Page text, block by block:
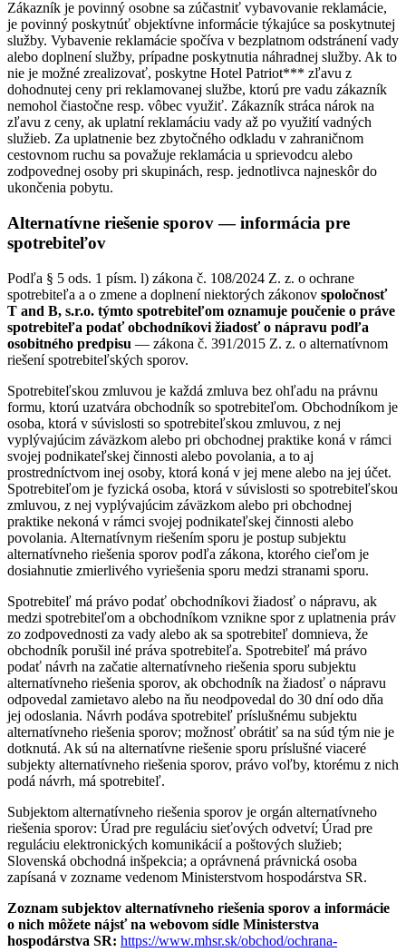
Zákazník je povinný osobne sa zúčastniť vybavovanie reklamácie,
je povinný poskytnúť objektívne informácie týkajúce sa poskytnutej
služby. Vybavenie reklamácie spočíva v bezplatnom odstránení vady
alebo doplnení služby, prípadne poskytnutia náhradnej služby. Ak to
nie je možné zrealizovať, poskytne Hotel Patriot*** zľavu z
dohodnutej ceny pri reklamovanej službe, ktorú pre vadu zákazník
nemohol čiastočne resp. vôbec využiť. Zákazník stráca nárok na
zľavu z ceny, ak uplatní reklamáciu vady až po využití vadných
služieb. Za uplatnenie bez zbytočného odkladu v zahraničnom
cestovnom ruchu sa považuje reklamácia u sprievodcu alebo
zodpovednej osoby pri skupinách, resp. jednotlivca najneskôr do
ukončenia pobytu.
Alternatívne riešenie sporov — informácia pre
spotrebiteľov
Podľa § 5 ods. 1 písm. l) zákona č. 108/2024 Z. z. o ochrane
spotrebiteľa a o zmene a doplnení niektorých zákonov spoločnosť
T and B, s.r.o. týmto spotrebiteľom oznamuje poučenie o práve
spotrebiteľa podať obchodníkovi žiadosť o nápravu podľa
osobitného predpisu — zákona č. 391/2015 Z. z. o alternatívnom
riešení spotrebiteľských sporov.
Spotrebiteľskou zmluvou je každá zmluva bez ohľadu na právnu
formu, ktorú uzatvára obchodník so spotrebiteľom. Obchodníkom je
osoba, ktorá v súvislosti so spotrebiteľskou zmluvou, z nej
vyplývajúcim záväzkom alebo pri obchodnej praktike koná v rámci
svojej podnikateľskej činnosti alebo povolania, a to aj
prostredníctvom inej osoby, ktorá koná v jej mene alebo na jej účet.
Spotrebiteľom je fyzická osoba, ktorá v súvislosti so spotrebiteľskou
zmluvou, z nej vyplývajúcim záväzkom alebo pri obchodnej
praktike nekoná v rámci svojej podnikateľskej činnosti alebo
povolania. Alternatívnym riešením sporu je postup subjektu
alternatívneho riešenia sporov podľa zákona, ktorého cieľom je
dosiahnutie zmierlivého vyriešenia sporu medzi stranami sporu.
Spotrebiteľ má právo podať obchodníkovi žiadosť o nápravu, ak
medzi spotrebiteľom a obchodníkom vznikne spor z uplatnenia práv
zo zodpovednosti za vady alebo ak sa spotrebiteľ domnieva, že
obchodník porušil iné práva spotrebiteľa. Spotrebiteľ má právo
podať návrh na začatie alternatívneho riešenia sporu subjektu
alternatívneho riešenia sporov, ak obchodník na žiadosť o nápravu
odpovedal zamietavo alebo na ňu neodpovedal do 30 dní odo dňa
jej odoslania. Návrh podáva spotrebiteľ príslušnému subjektu
alternatívneho riešenia sporov; možnosť obrátiť sa na súd tým nie je
dotknutá. Ak sú na alternatívne riešenie sporu príslušné viaceré
subjekty alternatívneho riešenia sporov, právo voľby, ktorému z nich
podá návrh, má spotrebiteľ.
Subjektom alternatívneho riešenia sporov je orgán alternatívneho
riešenia sporov: Úrad pre reguláciu sieťových odvetví; Úrad pre
reguláciu elektronických komunikácií a poštových služieb;
Slovenská obchodná inšpekcia; a oprávnená právnická osoba
zapísaná v zozname vedenom Ministerstvom hospodárstva SR.
Zoznam subjektov alternatívneho riešenia sporov a informácie
o nich môžete nájsť na webovom sídle Ministerstva
hospodárstva SR: https://www.mhsr.sk/obchod/ochrana-